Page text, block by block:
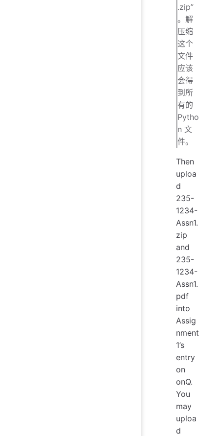
.zip”
。解
压缩
这个
文件
应该
会得
到所
有的
Pytho
n 文
件。
Then
uploa
d
235-
1234-
Assn1.
zip
and
235-
1234-
Assn1.
pdf
into
Assig
nment
1’s
entry
on
onQ.
You
may
uploa
d